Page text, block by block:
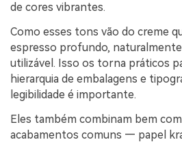
de cores vibrantes.
Como esses tons vão do creme
espresso profundo,
utilizável. Isso os torna práticos
hierarquia de embalagens e
legibilidade é importante.
Eles também combinam bem
acabamentos comuns — papel